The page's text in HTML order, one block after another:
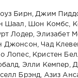
Бирн, Джим
Шаал, Шон Комбс,
Лодер, Элизабет
Джонсон, Чад
Лопес, Кристен
Элли Кемпер,
Брэнд, Азиз